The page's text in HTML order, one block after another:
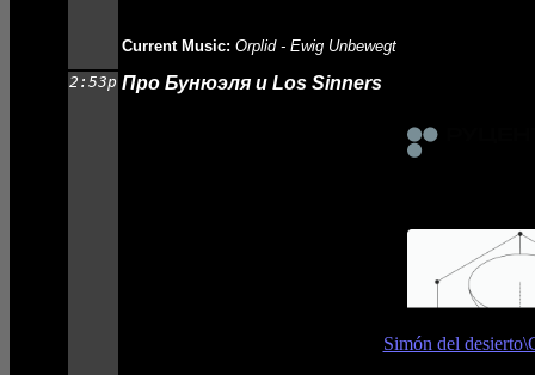
Current Music: Orplid - Ewig Unbewegt
2:53p Про Бунюэля и Los Sinners
Simón del